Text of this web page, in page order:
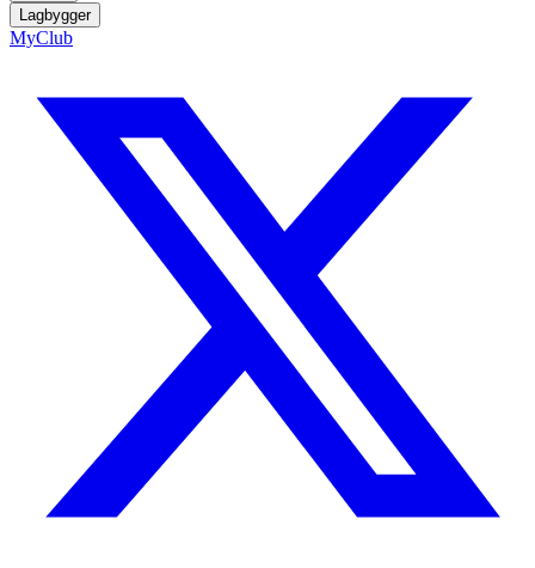
Lagbygger
MyClub